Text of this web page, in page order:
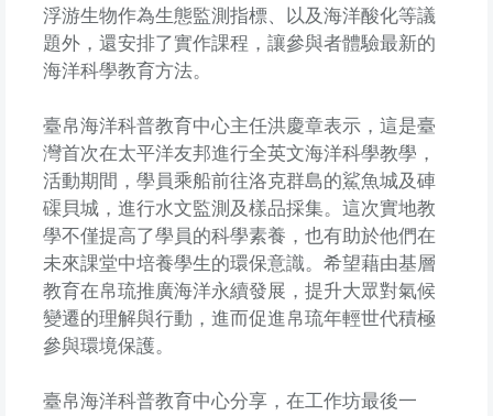
浮游生物作為生態監測指標、以及海洋酸化等議
題外，還安排了實作課程，讓參與者體驗最新的
海洋科學教育方法。
臺帛海洋科普教育中心主任洪慶章表示，這是臺
灣首次在太平洋友邦進行全英文海洋科學教學，
活動期間，學員乘船前往洛克群島的鯊魚城及硨
磲貝城，進行水文監測及樣品採集。這次實地教
學不僅提高了學員的科學素養，也有助於他們在
未來課堂中培養學生的環保意識。希望藉由基層
教育在帛琉推廣海洋永續發展，提升大眾對氣候
變遷的理解與行動，進而促進帛琉年輕世代積極
參與環境保護。
臺帛海洋科普教育中心分享，在工作坊最後一